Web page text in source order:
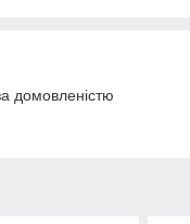
домовленістю